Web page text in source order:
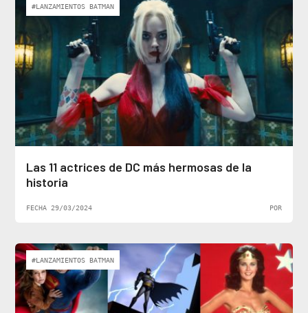
#LANZAMIENTOS BATMAN
Las 11 actrices de DC más hermosas de la
historia
FECHA 29/03/2024 POR
#LANZAMIENTOS BATMAN